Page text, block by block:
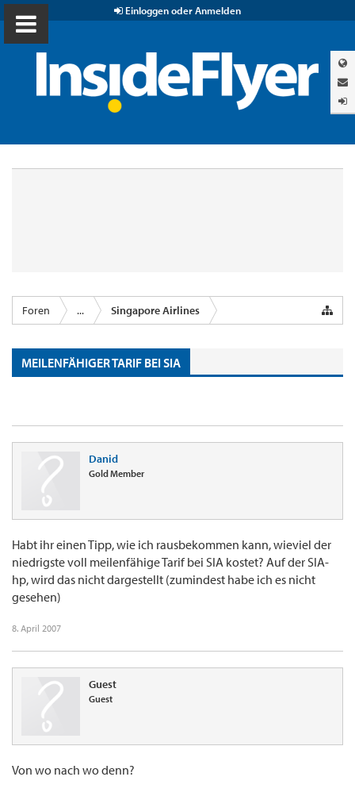
Einloggen oder Anmelden
Foren ... Singapore Airlines
MEILENFÄHIGER TARIF BEI SIA
Danid
Gold Member
Habt ihr einen Tipp, wie ich rausbekommen kann, wieviel der
niedrigste voll meilenfähige Tarif bei SIA kostet? Auf der SIA-
hp, wird das nicht dargestellt (zumindest habe ich es nicht
gesehen)
8. April 2007
Guest
Guest
Von wo nach wo denn?